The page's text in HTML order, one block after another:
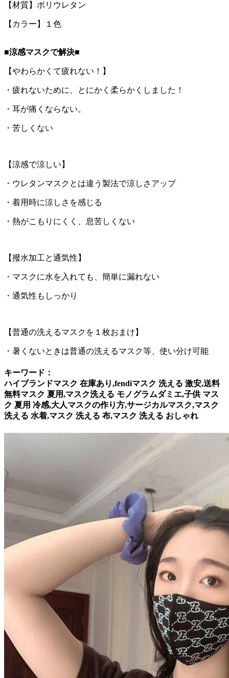
【材質】ポリウレタン
【カラー】１色
■涼感マスクで解決■
【やわらかくて疲れない！】
・疲れないために、とにかく柔らかくしました！
・耳が痛くならない。
・苦しくない
【涼感で涼しい】
・ウレタンマスクとは違う製法で涼しさアップ
・着用時に涼しさを感じる
・熱がこもりにくく、息苦しくない
【撥水加工と通気性】
・マスクに水を入れても、簡単に漏れない
・通気性もしっかり
【普通の洗えるマスクを１枚おまけ】
・暑くないときは普通の洗えるマスク等、使い分け可能
キーワード：
ハイブランドマスク 在庫あり,fendiマスク 洗える 激安,送料
無料マスク 夏用,マスク洗える モノグラムダミエ,子供 マス
ク 夏用 冷感,大人マスクの作り方,サージカルマスク,マスク
洗える 水着,マスク 洗える 布,マスク 洗える おしゃれ